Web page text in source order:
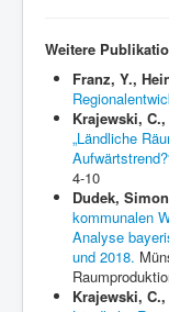
Weitere
Franz, Y.,
Krajewski,
„Ländliche
4-10
Dudek,
kommunalen
Analyse
und 2018.
Krajewski,